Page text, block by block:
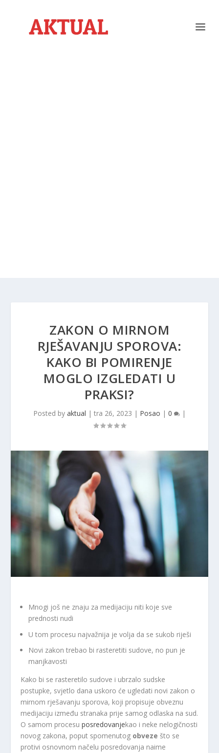
ZAKON O MIRNOM
RJEŠAVANJU SPOROVA:
KAKO BI POMIRENJE
MOGLO IZGLEDATI U
PRAKSI?
Posted by aktual | tra 26, 2023 | Posao | 0 |
Mnogi još ne znaju za medijaciju niti koje sve
prednosti nudi
U tom procesu najvažnija je volja da se sukob riješi
Novi zakon trebao bi rasteretiti sudove, no pun je
manjkavosti
Kako bi se rasteretilo sudove i ubrzalo sudske
postupke, svjetlo dana uskoro će ugledati novi zakon o
mirnom rješavanju sporova, koji propisuje obveznu
medijaciju između stranaka prije samog odlaska na sud.
O samom procesuposredovanjekao i neke nelogičnosti
novog zakona, poput spomenutog obvezešto se
protivi osnovnom načelu posredovanja naime